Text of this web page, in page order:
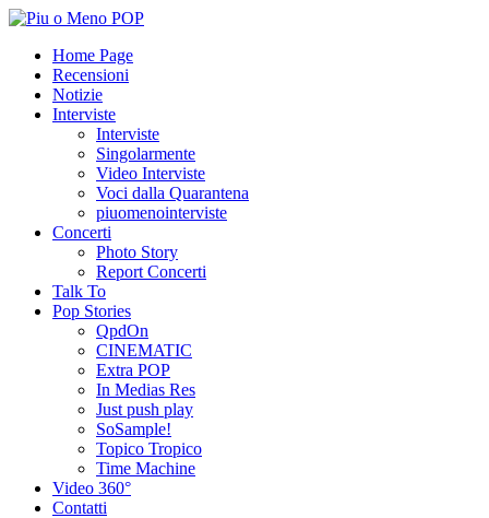
Home Page
Recensioni
Notizie
Interviste
Interviste
Singolarmente
Video Interviste
Voci dalla Quarantena
piuomenointerviste
Concerti
Photo Story
Report Concerti
Talk To
Pop Stories
QpdOn
CINEMATIC
Extra POP
In Medias Res
Just push play
SoSample!
Topico Tropico
Time Machine
Video 360°
Contatti